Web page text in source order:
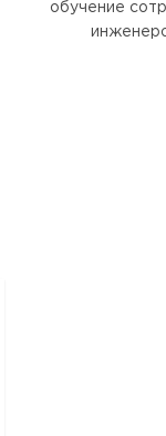
обучение